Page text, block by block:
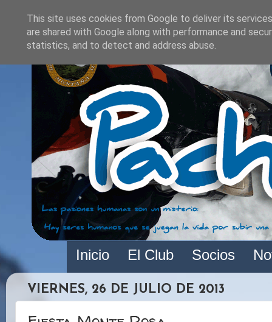
Inicio El Club Socios
VIERNES, 26 DE JULIO DE 2013
This site uses cookies from Google to deliver its
are shared with Google along with performance and
statistics, and to detect and address abuse.